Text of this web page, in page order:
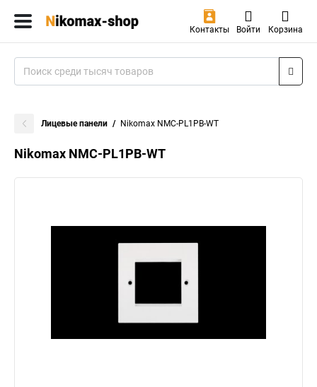
Контакты Войти Корзина
Лицевые панели Nikomax NMC-PL1PB-WT
Nikomax NMC-PL1PB-WT